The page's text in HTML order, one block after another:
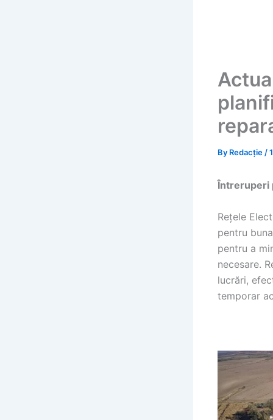
By Redacție/
Întreruperi
Rețele
pentru
pentru a
necesare.
lucrări,
temporar